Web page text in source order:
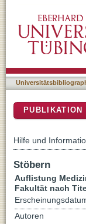
PUBLIKATION
Hilfe und
Stöbern
Auflistung
Fakultät nach
Autoren